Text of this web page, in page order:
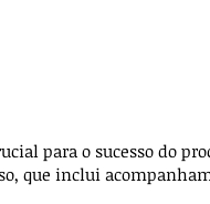
para o sucesso do
que inclui